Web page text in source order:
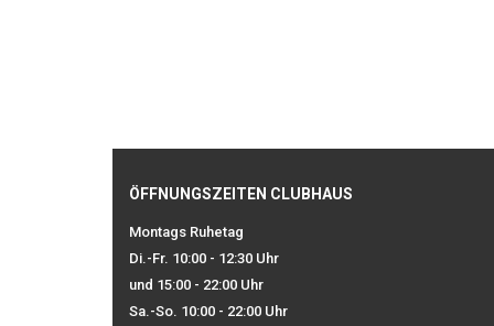
ÖFFNUNGSZEITEN CLUBHAUS
Montags Ruhetag
Di.-Fr. 10:00 - 12:30 Uhr
und 15:00 - 22:00 Uhr
Sa.-So. 10:00 - 22:00 Uhr